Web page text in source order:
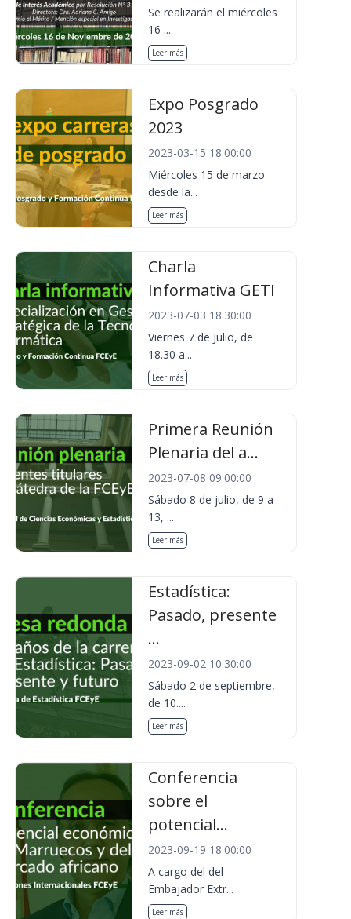
Se realizarán el miércoles
16 ...
Leer más
Expo Posgrado
2023
2023-03-15 18:00:00
Miércoles 15 de marzo
desde la...
Leer más
Charla
Informativa GETI
2023-07-03 18:30:00
Viernes 7 de Julio, de
18.30 a...
Leer más
Primera Reunión
Plenaria del a...
2023-07-08 09:00:00
Sábado 8 de julio, de 9 a
13, ...
Leer más
Estadística:
Pasado, presente
...
2023-09-02 10:30:00
Sábado 2 de septiembre,
de 10....
Leer más
Conferencia
sobre el
potencial...
2023-09-19 18:00:00
A cargo del del
Embajador Extr...
Leer más